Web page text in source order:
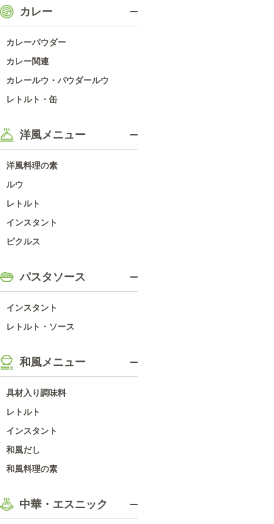
カレー
カレーパウダー
カレー関連
カレールウ・パウダールウ
レトルト・缶
洋風メニュー
洋風料理の素
ルウ
レトルト
インスタント
ピクルス
パスタソース
インスタント
レトルト・ソース
和風メニュー
具材入り調味料
レトルト
インスタント
和風だし
和風料理の素
中華・エスニック